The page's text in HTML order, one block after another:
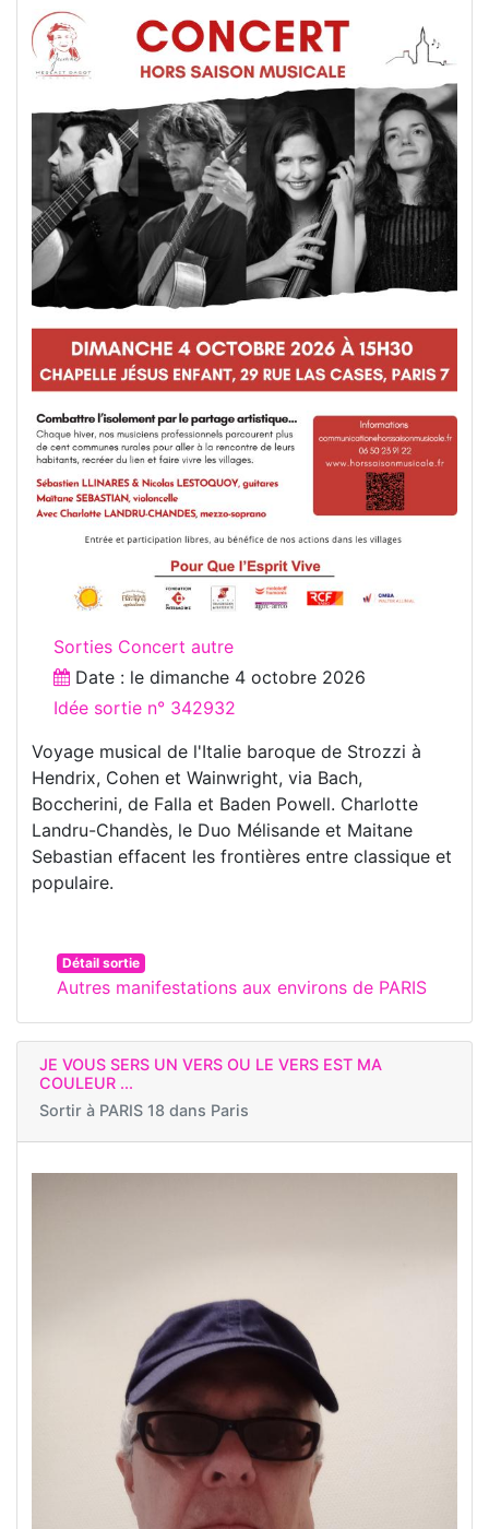
Sorties Concert autre
Date : le dimanche 4 octobre 2026
Idée sortie n° 342932
Voyage musical de l'Italie baroque de Strozzi à
Hendrix, Cohen et Wainwright, via Bach,
Boccherini, de Falla et Baden Powell. Charlotte
Landru-Chandès, le Duo Mélisande et Maitane
Sebastian effacent les frontières entre classique et
populaire.
Détail sortie
Autres manifestations aux environs de PARIS
JE VOUS SERS UN VERS OU LE VERS EST MA
COULEUR ...
Sortir à PARIS 18 dans Paris